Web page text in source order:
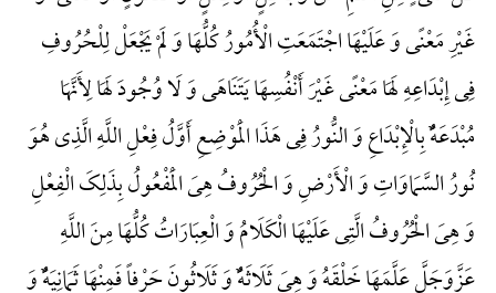
غَیْرِ مَعْنًی وَ عَلَیْهَا اجْتَمَعَتِ الْأُمُورُ کُلُّهَا وَ لَمْ یَجْعَلْ لِلْحُرُوفِ
فِی إِبْدَاعِهِ لَهَا مَعْنًی غَیْرَ أَنْفُسِهَا یَتَنَاهَی وَ لَا وُجُودَ لَهَا لِأَنَّهَا
مُبْدَعَهًٌْ بِالْإِبْدَاعِ وَ النُّورُ فِی هَذَا الْمَوْضِعِ أَوَّلُ فِعْلِ اللَّهِ الَّذِی هُوَ
نُورُ السَّمَاوَاتِ وَ الْأَرْضِ وَ الْحُرُوفُ هِیَ الْمَفْعُولُ بِذَلِکَ الْفِعْلِ
وَ هِیَ الْحُرُوفُ الَّتِی عَلَیْهَا الْکَلَامُ وَ الْعِبَارَاتُ کُلُّهَا مِنَ اللَّهِ
عَزَّوَجَلَّ عَلَّمَهَا خَلْقَهُ وَ هِیَ ثَلَاثَهًٌْ وَ ثَلَاثُونَ حَرْفاً فَمِنْهَا ثَمَانِیَهًٌْ وَ